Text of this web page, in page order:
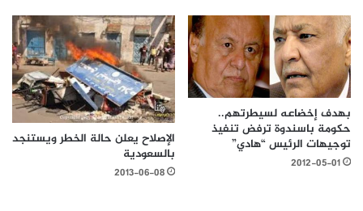
بهدف إخضاعه لسيطرتهم..
حكومة باسندوة ترفض تنفيذ
توجيهات الرئيس “هادي”
2012-05-01
الإصلاح يعلن حالة الخطر ويستنجد
بالسعودية
2013-06-08